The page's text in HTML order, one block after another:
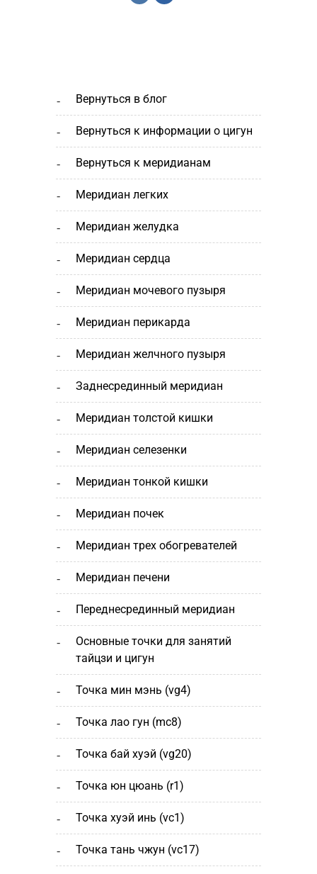
вернуться в блог
вернуться к информации о цигун
вернуться к меридианам
меридиан легких
меридиан желудка
меридиан сердца
меридиан мочевого пузыря
меридиан перикарда
меридиан желчного пузыря
заднесрединный меридиан
меридиан толстой кишки
меридиан селезенки
меридиан тонкой кишки
меридиан почек
меридиан трех обогревателей
меридиан печени
переднесрединный меридиан
основные точки для занятий
тайцзи и цигун
точка мин мэнь (vg4)
точка лао гун (mc8)
точка бай хуэй (vg20)
точка юн цюань (r1)
точка хуэй инь (vc1)
точка тань чжун (vc17)